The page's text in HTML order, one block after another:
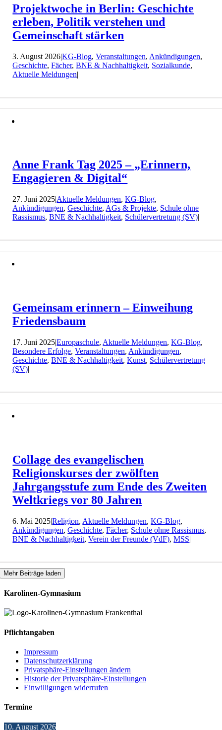
Projektwoche in Berlin: Geschichte
erleben, Politik verstehen und
Gemeinschaft stärken
3. August 2026|KG-Blog,Veranstaltungen, Ankündigungen,
Geschichte,Fächer,BNE & Nachhaltigkeit, Sozialkunde,
Aktuelle Meldungen|
Anne Frank Tag 2025 – „Erinnern,
Engagieren & Digital“
27. Juni 2025|Aktuelle Meldungen,KG-Blog,
Ankündigungen,Geschichte, AGs & Projekte, Schule ohne
Rassismus,BNE & Nachhaltigkeit, Schülervertretung (SV)|
Gemeinsam erinnern – Einweihung
Friedensbaum
17. Juni 2025|Europaschule, Aktuelle Meldungen,KG-Blog,
Besondere Erfolge,Veranstaltungen, Ankündigungen,
Geschichte,BNE & Nachhaltigkeit,Kunst, Schülervertretung
(SV)|
Collage des evangelischen
Religionskurses der zwölften
Jahrgangsstufe zum Ende des Zweiten
Weltkriegs vor 80 Jahren
6. Mai 2025|Religion, Aktuelle Meldungen,KG-Blog,
Ankündigungen,Geschichte,Fächer, Schule ohne Rassismus,
BNE & Nachhaltigkeit,Verein der Freunde (VdF),MSS|
Mehr Beiträge laden
Karolinen-Gymnasium
Pflichtangaben
Impressum
Datenschutzerklärung
Privatsphäre-Einstellungen ändern
Historie der Privatsphäre-Einstellungen
Einwilligungen widerrufen
Termine
10. August 2026